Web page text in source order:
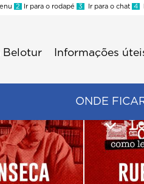
2 Ir para o rodapé 3 Ir para o chat 4
Belotur Informações
ONDE